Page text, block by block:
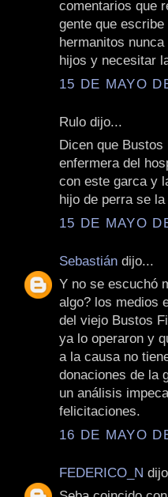
comentarios que
gente que
hermanitos
hijos y necesitar
15 DE MAYO
Rulo dijo...
Dicen que
enfermera del
con este garca y
hijo de perra se
15 DE MAYO
Sebastián dijo...
Y no se escuchó
algo? los medios
del viejo Bustos
ya lo operaron y
a la causa no
donaciones de la
un análisis
felicitaciones.
16 DE MAYO
FEDERICO_N